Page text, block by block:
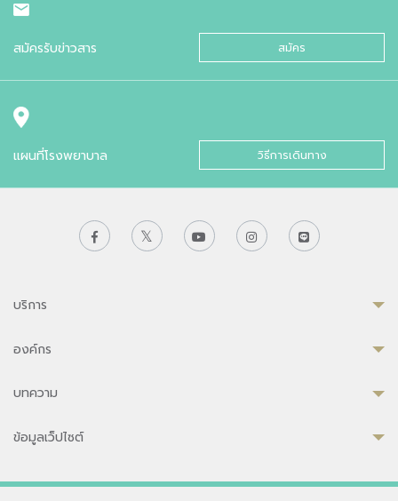
สมัครรับข่าวสาร สมัคร
แผนที่โรงพยาบาล วิธีการเดินทาง
บริการ
องค์กร
บทความ
ข้อมูลเว็ปไซต์